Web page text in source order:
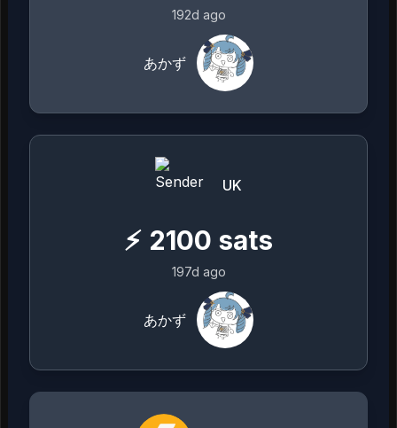
192d ago
あかず
UK
⚡ 2100 sats
197d ago
あかず